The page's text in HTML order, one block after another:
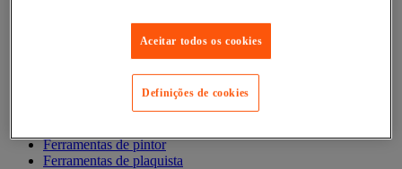
Ferramentas de canalizador
Ferramentas de Eletricista
Ferramentas de eletrónica
Ferramentas de ladrilhador
Ferramentas de mecânico
Ferramentas de pintor
Ferramentas de plaquista
Aceitar todos os cookies
Definições de cookies